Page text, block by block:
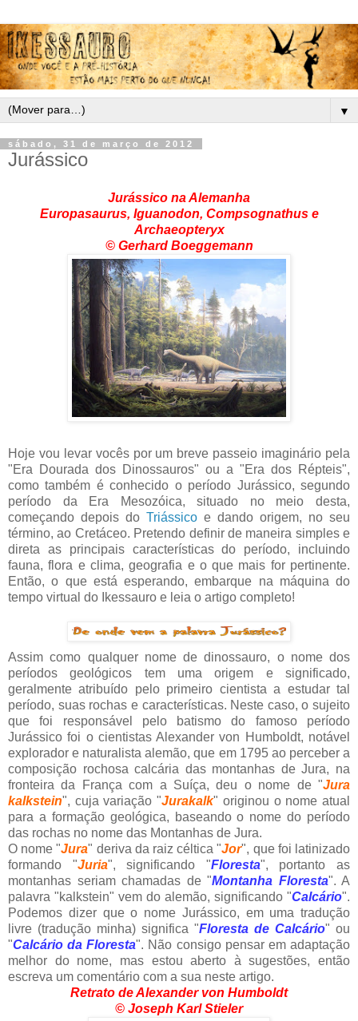
▼
sábado, 31 de março de 2012
Jurássico
Jurássico na Alemanha
Europasaurus, Iguanodon, Compsognathus e
Archaeopteryx
© Gerhard Boeggemann
Hoje vou levar vocês por um breve passeio imaginário pela
"Era Dourada dos Dinossauros" ou a "Era dos Répteis",
como também é conhecido o período Jurássico, segundo
período da Era Mesozóica, situado no meio desta,
começando depois do Triássico e dando origem, no seu
término, ao Cretáceo. Pretendo definir de maneira simples e
direta as principais características do período, incluindo
fauna, flora e clima, geografia e o que mais for pertinente.
Então, o que está esperando, embarque na máquina do
tempo virtual do Ikessauro e leia o artigo completo!
Assim como qualquer nome de dinossauro, o nome dos
períodos geológicos tem uma origem e significado,
geralmente atribuído pelo primeiro cientista a estudar tal
período, suas rochas e características. Neste caso, o sujeito
que foi responsável pelo batismo do famoso período
Jurássico foi o cientistas Alexander von Humboldt, notável
explorador e naturalista alemão, que em 1795 ao perceber a
composição rochosa calcária das montanhas de Jura, na
fronteira da França com a Suíça, deu o nome de "Jura
kalkstein", cuja variação "Jurakalk" originou o nome atual
para a formação geológica, baseando o nome do período
das rochas no nome das Montanhas de Jura.
O nome "Jura" deriva da raiz céltica "Jor", que foi latinizado
formando "Juria", significando "Floresta", portanto as
montanhas seriam chamadas de "Montanha Floresta". A
palavra "kalkstein" vem do alemão, significando "Calcário".
Podemos dizer que o nome Jurássico, em uma tradução
livre (tradução minha) significa "Floresta de Calcário" ou
"Calcário da Floresta". Não consigo pensar em adaptação
melhor do nome, mas estou aberto à sugestões, então
escreva um comentário com a sua neste artigo.
Retrato de Alexander von Humboldt
© Joseph Karl Stieler